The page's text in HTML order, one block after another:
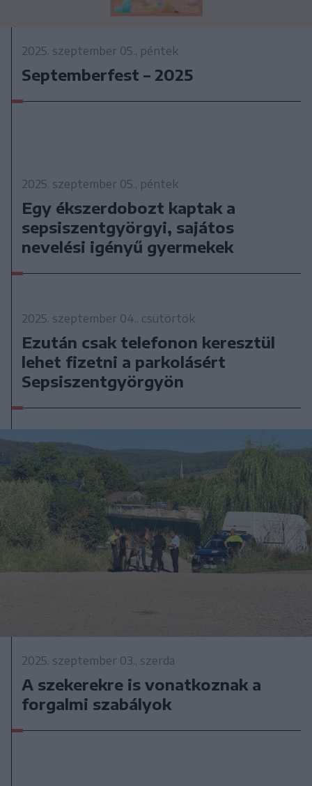
2025. szeptember 05., péntek
Septemberfest – 2025
2025. szeptember 05., péntek
Egy ékszerdobozt kaptak a
sepsiszentgyörgyi, sajátos
nevelési igényű gyermekek
2025. szeptember 04., csütörtök
Ezután csak telefonon keresztül
lehet fizetni a parkolásért
Sepsiszentgyörgyön
2025. szeptember 03., szerda
A szekerekre is vonatkoznak a
forgalmi szabályok